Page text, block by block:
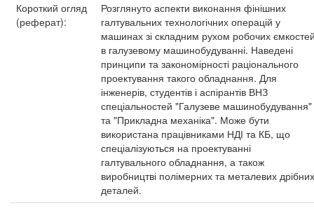
Короткий огляд
(реферат):
Розглянуто аспекти виконання фінішних
галтувальних технологічних операцій у
машинах зі складним рухом робочих
в галузевому машинобудуванні. Наведені
принципи та закономірності раціонального
проектування такого обладнання. Для
інженерів, студентів і аспірантів ВНЗ
спеціальностей "Галузеве машинобудування"
та "Прикладна механіка". Може бути
використана працівниками НДІ та КБ, що
спеціалізуються на проектуванні
галтувального обладнання, а також
виробництві полімерних та металевих дрібних
деталей.